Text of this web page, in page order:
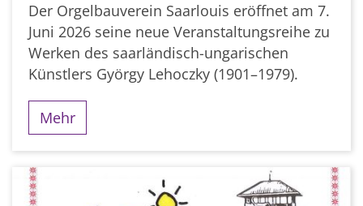
Der Orgelbauverein Saarlouis eröffnet am 7.
Juni 2026 seine neue Veranstaltungsreihe zu
Werken des saarländisch-ungarischen
Künstlers György Lehoczky (1901–1979).
Mehr